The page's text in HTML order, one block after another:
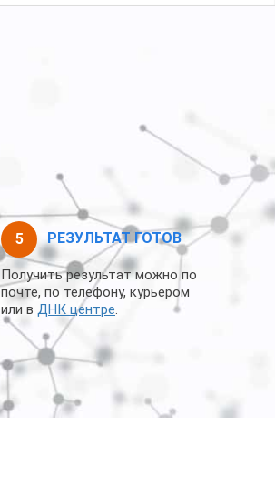
РЕЗУЛЬТАТ ГОТОВ
Получить результат можно по
почте, по телефону, курьером
или в ДНК центре.